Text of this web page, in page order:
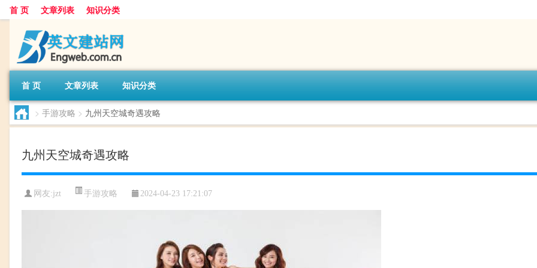
首 页 文章列表 知识分类
首 页 文章列表 知识分类
> 手游攻略 > 九州天空城奇遇攻略
九州天空城奇遇攻略
网友:jzt 手游攻略 2024-04-23 17:21:07